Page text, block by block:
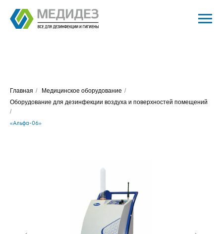
Главная / Медицинское оборудование /
Оборудование для дезинфекции воздуха и поверхностей помещений
/
«Альфа-06»